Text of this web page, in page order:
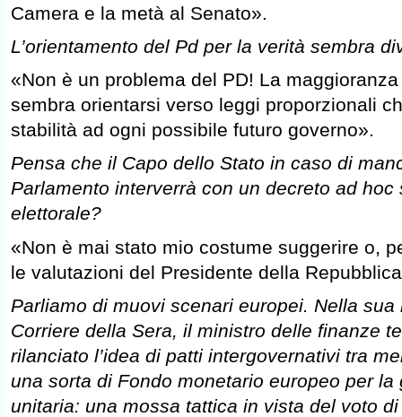
Camera e la metà al Senato».
L’orientamento del Pd per la verità sembra
«Non è un problema del PD! La
sembra orientarsi verso leggi proporzionali
stabilità ad ogni possibile futuro governo».
Pensa che il Capo dello Stato in caso di
Parlamento interverrà con un decreto ad hoc
elettorale?
«Non è mai stato mio costume suggerire o,
le valutazioni del Presidente della
Parliamo di muovi scenari europei. Nella
Corriere della Sera, il ministro delle finanze
rilanciato l’idea di patti intergovernativi tra
una sorta di Fondo monetario europeo per
unitaria: una mossa tattica in vista del voto